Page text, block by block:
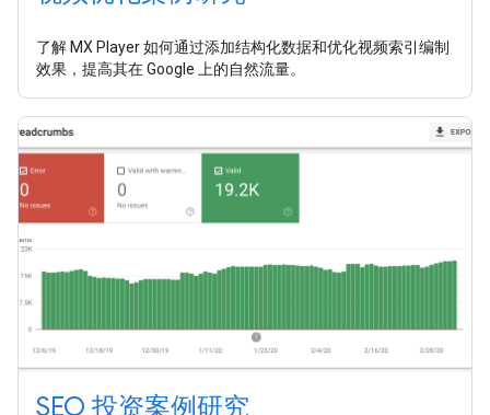
了解 MX Player 如何通过添加结构化数据和优化视频索引编制
效果，提高其在 Google 上的自然流量。
SEO 投资案例研究